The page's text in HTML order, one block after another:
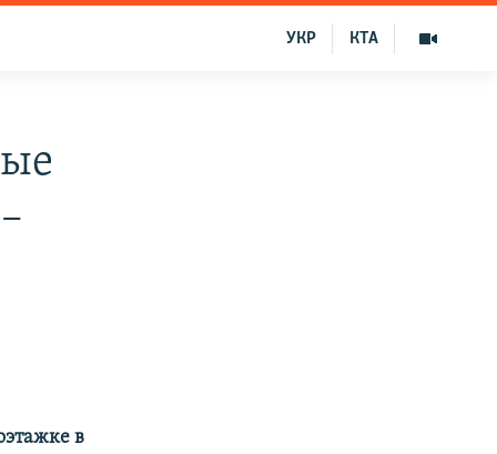
КТА
УКР
в